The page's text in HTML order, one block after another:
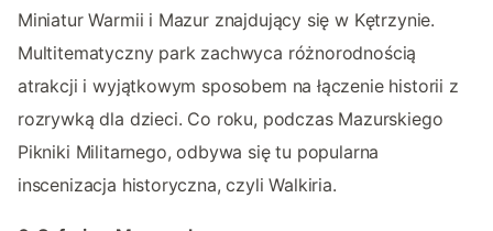
Miniatur Warmii i Mazur znajdujący się w Kętrzynie.
Multitematyczny park zachwyca różnorodnością
atrakcji i wyjątkowym sposobem na łączenie historii z
rozrywką dla dzieci. Co roku, podczas Mazurskiego
Pikniki Militarnego, odbywa się tu popularna
inscenizacja historyczna, czyli Walkiria.